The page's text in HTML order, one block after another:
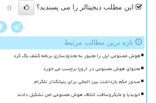
این مطلب دیجیتالر را می پسندید؟ ()
تازه ترین مطالب مرتبط
هوش مصنوعی اپل را مجبور به محدودسازی برنامه کشف باگ کرد
محتوای هوش مصنوعی در اروپا برچسب می خورد
صدور حکم بازداشت بین المللی برای بنیانگذار تلگرام
انویدیا و مایکروسافت ائتلاف هوش مصنوعی امن تشکیل دادند